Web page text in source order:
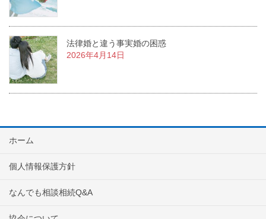
法律婚と違う事実婚の困惑
2026年4月14日
ホーム
個人情報保護方針
なんでも相談相続Q&A